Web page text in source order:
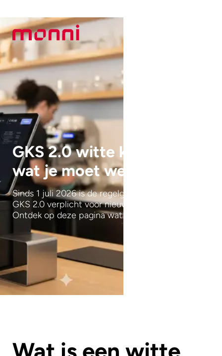
GKS 2.0 witte kassa: alles
wat je moet weten
Sinds 1 juli 2026 is de regelgeving veranderd en is
GKS 2.0 verplicht voor nieuwe horecazaken.
Ontdek op deze pagina wat dit betekent.